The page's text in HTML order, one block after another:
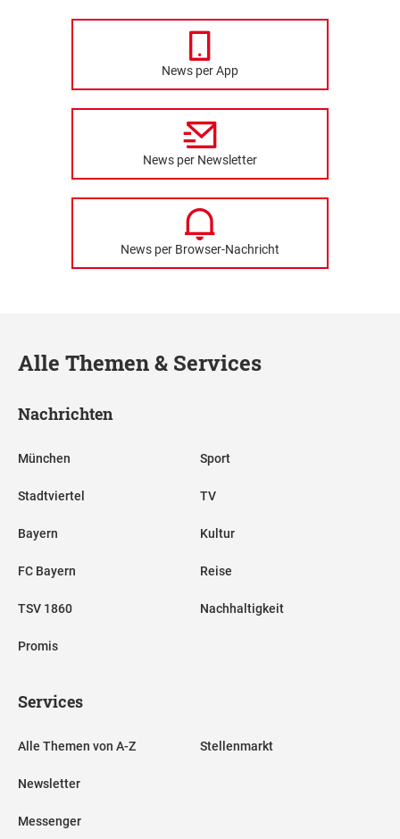
News per App
News per Newsletter
News per Browser-Nachricht
Alle Themen & Services
Nachrichten
München
Stadtviertel
Bayern
FC Bayern
TSV 1860
Promis
Sport
TV
Kultur
Reise
Nachhaltigkeit
Services
Alle Themen von A-Z
Newsletter
Messenger
Stellenmarkt